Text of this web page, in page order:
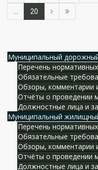
20
Муниципальный
Перечень
Обязательные
Обзоры, комментарии
Отчёты о проведении
Должностные лица и
Муниципальный
Перечень
Обязательные
Обзоры, комментарии
Отчёты о проведении
Должностные лица и